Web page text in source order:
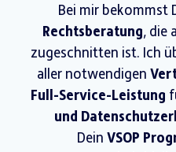
Bei mir bekommst
Rechtsberatung, die
zugeschnitten ist. Ich
aller notwendigen
Full-Service-Leistung
und
Dein VSOP